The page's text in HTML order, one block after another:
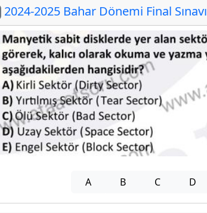
2024-2025 Bahar Dönemi Final Sınavı
A B C D